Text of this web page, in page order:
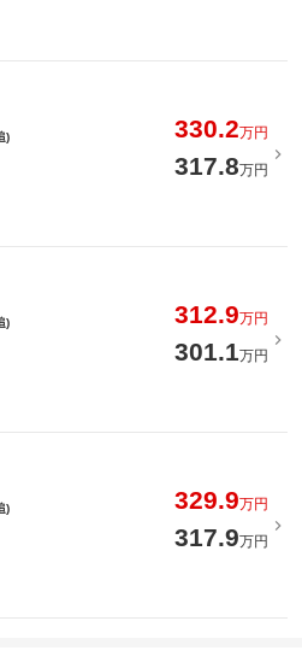
)
330.2万円
317.8万円
)
312.9万円
301.1万円
)
329.9万円
317.9万円